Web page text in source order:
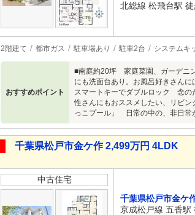
北総線 松飛台駅
2階建て 都市ガス 駐車場あり 駐車2台 システムキ
おすすめポイント
■南庭約20坪 家庭菜園、ガーデニ
にも洗面台あり。お風呂好きさん
スマートキーでダブルロック 念の
性さんにもおススメしたい、リビ
っこプール」 日常の中の、非日常
千葉県松戸市金ケ作 2,499万円 4LDK
中古住宅
千葉県松戸市金ケ
京成松戸線 五香駅